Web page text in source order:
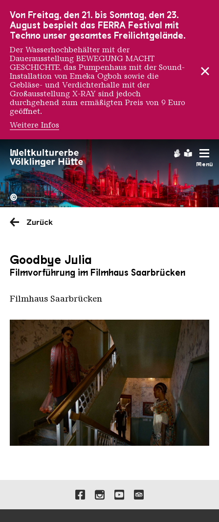
Menü
Hochofengruppe in Rot
Copyright:
©
Zurück
Goodbye Julia
Filmvorführung im Filmhaus Saarbrücken
Filmhaus Saarbrücken
Goodbye Julia
Verlinkungen zu unseren
Von Freitag, den 21. bis Sonntag, den 23.
August bespielt das FERRA Festival mit
Techno unser gesamtes Freilichtgelände.
Der Wasserhochbehälter mit der
Dauerausstellung BEWEGUNG MACHT
GESCHICHTE, das Pumpenhaus mit der Sound-
Installation von Emeka Ogboh sowie die
Gebläse- und Verdichterhalle mit der
Großausstellung X-RAY sind jedoch
durchgehend zum ermäßigten Preis von 9 Euro
geöffnet.
Weitere Infos